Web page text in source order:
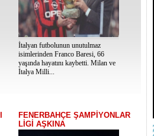
İtalyan futbolunun unutulmaz
isimlerinden Franco Baresi, 66
yaşında hayatını kaybetti. Milan ve
İtalya Milli...
FENERBAHÇE ŞAMPİYONLAR
LİGİ AŞKINA